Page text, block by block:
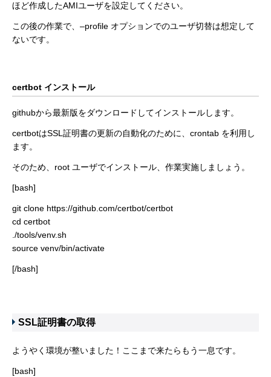
ほど作成したAMIユーザを設定してください。
この後の作業で、–profile オプションでのユーザ切替は想定して
ないです。
certbot インストール
githubから最新版をダウンロードしてインストールします。
certbotはSSL証明書の更新の自動化のために、crontab を利用し
ます。
そのため、root ユーザでインストール、作業実施しましょう。
[bash]
git clone https://github.com/certbot/certbot
cd certbot
./tools/venv.sh
source venv/bin/activate
[/bash]
SSL証明書の取得
ようやく環境が整いました！ここまで来たらもう一息です。
[bash]